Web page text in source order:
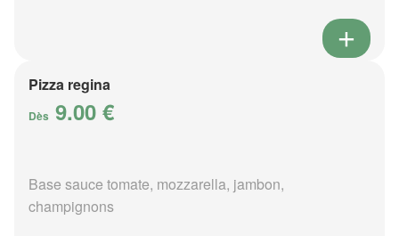
Pizza regina
Dès 9.00 €
Base sauce tomate, mozzarella, jambon,
champignons